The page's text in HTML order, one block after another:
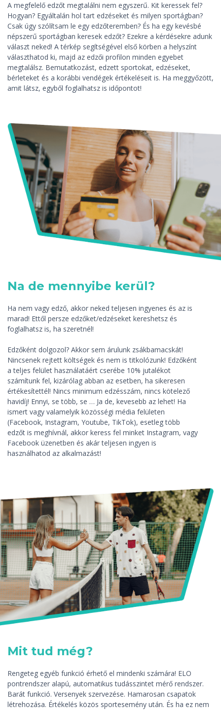
A megfelelő edzőt megtalálni nem egyszerű. Kit keressek fel?
Hogyan? Egyáltalán hol tart edzéseket és milyen sportágban?
Csak úgy szólítsam le egy edzőteremben? És ha egy kevésbé
népszerű sportágban keresek edzőt? Ezekre a kérdésekre adunk
választ neked! A térkép segítségével első körben a helyszínt
választhatod ki, majd az edzői profilon minden egyebet
megtalálsz. Bemutatkozást, edzett sportokat, edzéseket,
bérleteket és a korábbi vendégek értékeléseit is. Ha meggyőzött,
amit látsz, egyből foglalhatsz is időpontot!
Na de mennyibe kerül?
Ha nem vagy edző, akkor neked teljesen ingyenes és az is
marad! Ettől persze edzőket/edzéseket kereshetsz és
foglalhatsz is, ha szeretnél!
Edzőként dolgozol? Akkor sem árulunk zsákbamacskát!
Nincsenek rejtett költségek és nem is titkolózunk! Edzőként
a teljes felület használatáért cserébe 10% jutalékot
számítunk fel, kizárólag abban az esetben, ha sikeresen
értékesítettél! Nincs minimum edzésszám, nincs kötelező
havidíj! Ennyi, se több, se … Ja de, kevesebb az lehet! Ha
ismert vagy valamelyik közösségi média felületen
(Facebook, Instagram, Youtube, TikTok), esetleg több
edzőt is meghívnál, akkor keress fel minket Instagram, vagy
Facebook üzenetben és akár teljesen ingyen is
használhatod az alkalmazást!
Mit tud még?
Rengeteg egyéb funkció érhető el mindenki számára! ELO
pontrendszer alapú, automatikus tudásszintet mérő rendszer.
Barát funkció. Versenyek szervezése. Hamarosan csapatok
létrehozása. Értékelés közös sportesemény után. És ha ez nem